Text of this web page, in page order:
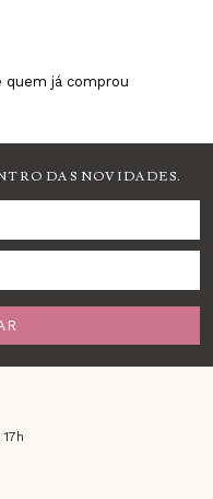
quem já comprou
DAS NOVIDADES.